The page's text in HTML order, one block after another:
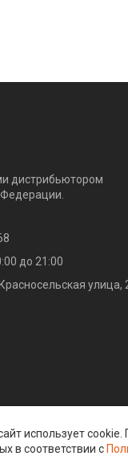
дистрибьютором
до 21:00
улица,
использует
в соответствии с